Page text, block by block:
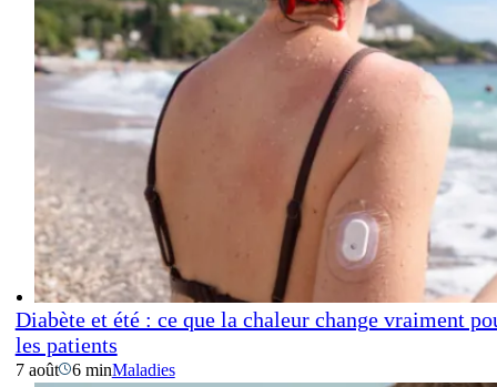
Diabète et été : ce que la chaleur change vraiment
les patients
7 août 6 minMaladies